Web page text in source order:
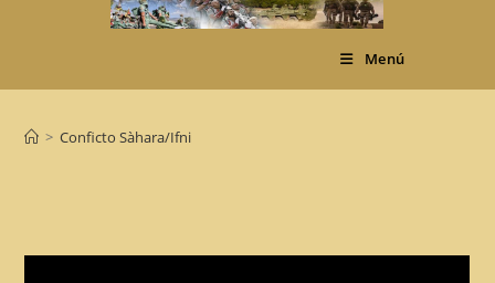
Menú
> Conficto Sàhara/Ifni